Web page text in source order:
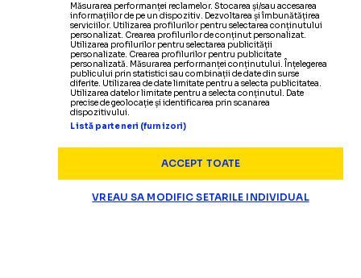
Măsurarea performanței reclamelor. Stocarea și/sau accesarea
informațiilor de pe un dispozitiv. Dezvoltarea și îmbunătățirea
serviciilor. Utilizarea profilurilor pentru selectarea conținutului
personalizat. Crearea profilurilor de conținut personalizat.
Utilizarea profilurilor pentru selectarea publicității
personalizate. Crearea profilurilor pentru publicitate
personalizată. Măsurarea performanței conținutului. Înțelegerea
publicului prin statistici sau combinații de date din surse
diferite. Utilizarea de date limitate pentru a selecta publicitatea.
Utilizarea datelor limitate pentru a selecta conținutul. Date
precise de geolocație și identificarea prin scanarea
dispozitivului.
Listă parteneri (furnizori)
ACCEPT TOATE
VREAU SA MODIFIC SETARILE INDIVIDUAL